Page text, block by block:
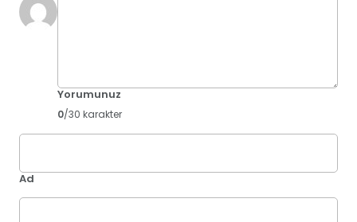
Yorumunuz
0/30 karakter
Ad